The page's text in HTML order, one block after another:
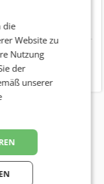
die
Website zu
Nutzung
der
unserer